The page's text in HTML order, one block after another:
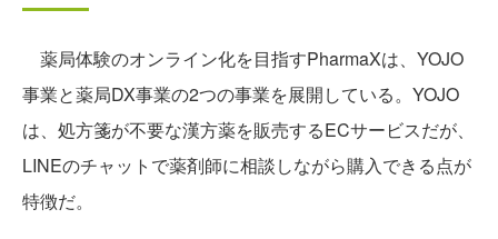
薬局体験のオンライン化を目指すPharmaXは、YOJO
事業と薬局DX事業の2つの事業を展開している。YOJO
は、処方箋が不要な漢方薬を販売するECサービスだが、
LINEのチャットで薬剤師に相談しながら購入できる点が
特徴だ。